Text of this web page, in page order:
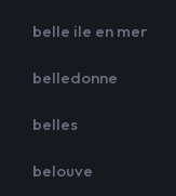
belle ile en mer
belledonne
belles
belouve